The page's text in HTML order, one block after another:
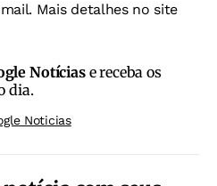
Mais detalhes no site
Notíciase receba os
dia.
Noticias